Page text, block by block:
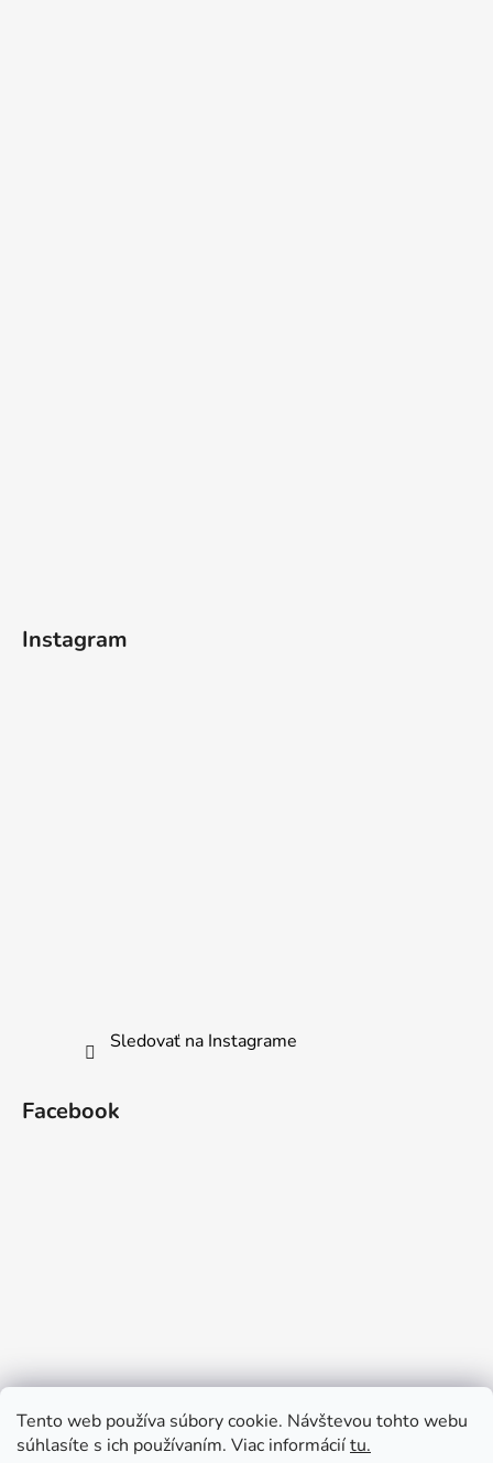
Tento web používa súbory cookie. Návštevou tohto webu
súhlasíte s ich používaním. Viac informáciítu.
Instagram
Sledovať na Instagrame
Facebook